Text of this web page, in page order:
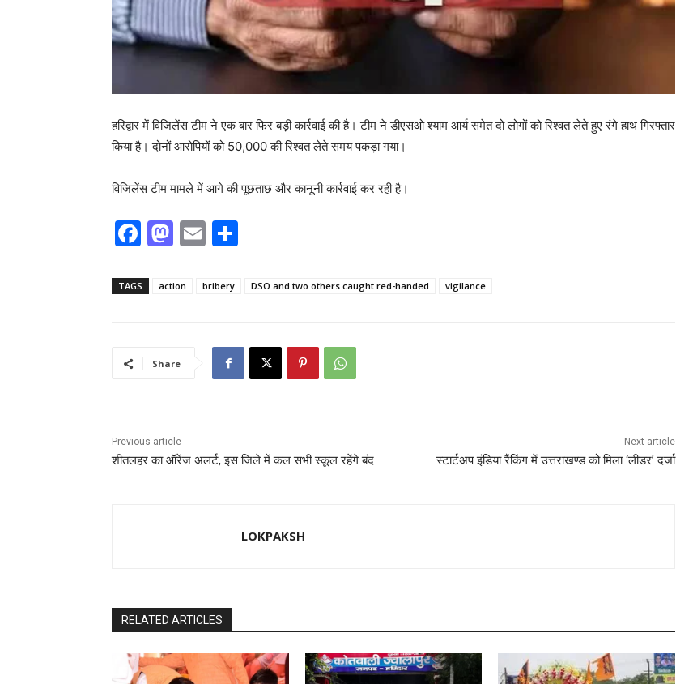
हरिद्वार में विजिलेंस टीम ने एक बार फिर बड़ी कार्रवाई की है। टीम ने डीएसओ श्याम आर्य समेत दो लोगों को रिश्वत लेते हुए रंगे हाथ गिरफ्तार
किया है। दोनों आरोपियों को 50,000 की रिश्वत लेते समय पकड़ा गया।
विजिलेंस टीम मामले में आगे की पूछताछ और कानूनी कार्रवाई कर रही है।
F
c
o
M
st
o
E
ai
ar
TAGS action bribery DSO and two others caught red-handed vigilance
Share
Previous article
शीतलहर का ऑरेंज अलर्ट, इस जिले में कल सभी स्कूल रहेंगे बंद
Next article
स्टार्टअप इंडिया रैंकिंग में उत्तराखण्ड को मिला ‘लीडर’ दर्जा
LOKPAKSH
RELATED ARTICLES